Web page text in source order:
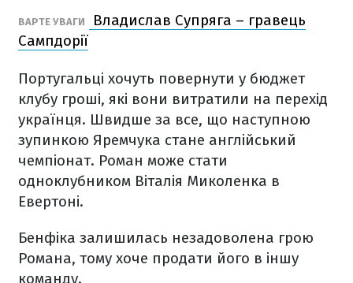
ВАРТЕ УВАГИ
Владислав Супряга – гравець
Сампдорії
Португальці хочуть повернути у бюджет
клубу гроші, які вони витратили на перехід
українця. Швидше за все, що наступною
зупинкою Яремчука стане англійський
чемпіонат. Роман може стати
одноклубником Віталія Миколенка в
Евертоні.
Бенфіка залишилась незадоволена грою
Романа, тому хоче продати його в іншу
команду.